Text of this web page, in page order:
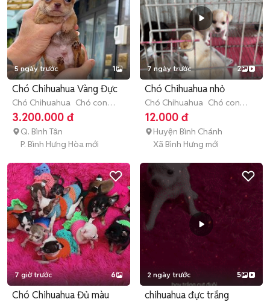
5 ngày trước 1
Chó Chihuahua Vàng Đực
Chó Chihuahua Chó con
(dưới 3 tháng tuổi)
3.200.000 đ
Q. Bình Tân
P. Bình Hưng Hòa mới
7 ngày trước 2
Chó Chihuahua nhỏ
Chó Chihuahua Chó con
(dưới 3 tháng tuổi)
12.000 đ
Huyện Bình Chánh
Xã Bình Hưng mới
7 giờ trước 6
Chó Chihuahua Đủ màu
2 ngày trước 5
chihuahua đực trắng